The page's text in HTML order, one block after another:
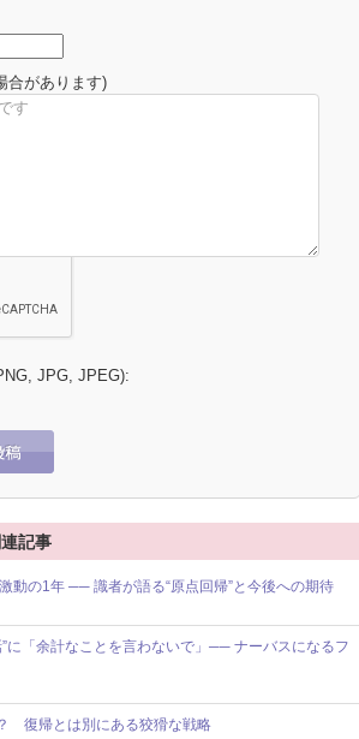
合があります)
JPG, JPEG):
記事
動の1年 ── 識者が語る“原点回帰”と今後への期待
に「余計なことを言わないで」── ナーバスになるフ
復帰とは別にある狡猾な戦略